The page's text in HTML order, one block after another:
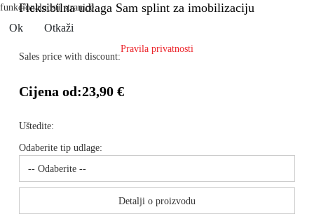
Fleksibilna udlaga Sam splint za imobilizaciju
Sales price with discount:
Cijena od:23,90 €
Uštedite:
Odaberite tip udlage:
Detalji o proizvodu
funkcionalnosti stranice.
Ok Otkaži
Pravila privatnosti